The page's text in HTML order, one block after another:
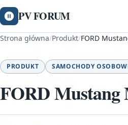
PV FORUM
Strona główna/Produkt/FORD
PRODUKT SAMOCHODY
FORD Mustang